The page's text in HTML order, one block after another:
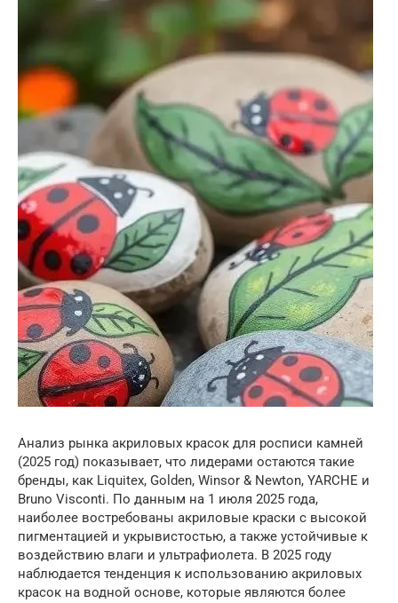
Анализ рынка акриловых красок для росписи камней
(2025 год) показывает, что лидерами остаются такие
бренды, как Liquitex, Golden, Winsor & Newton, YARCHE и
Bruno Visconti. По данным на 1 июля 2025 года,
наиболее востребованы акриловые краски с высокой
пигментацией и укрывистостью, а также устойчивые к
воздействию влаги и ультрафиолета. В 2025 году
наблюдается тенденция к использованию акриловых
красок на водной основе, которые являются более